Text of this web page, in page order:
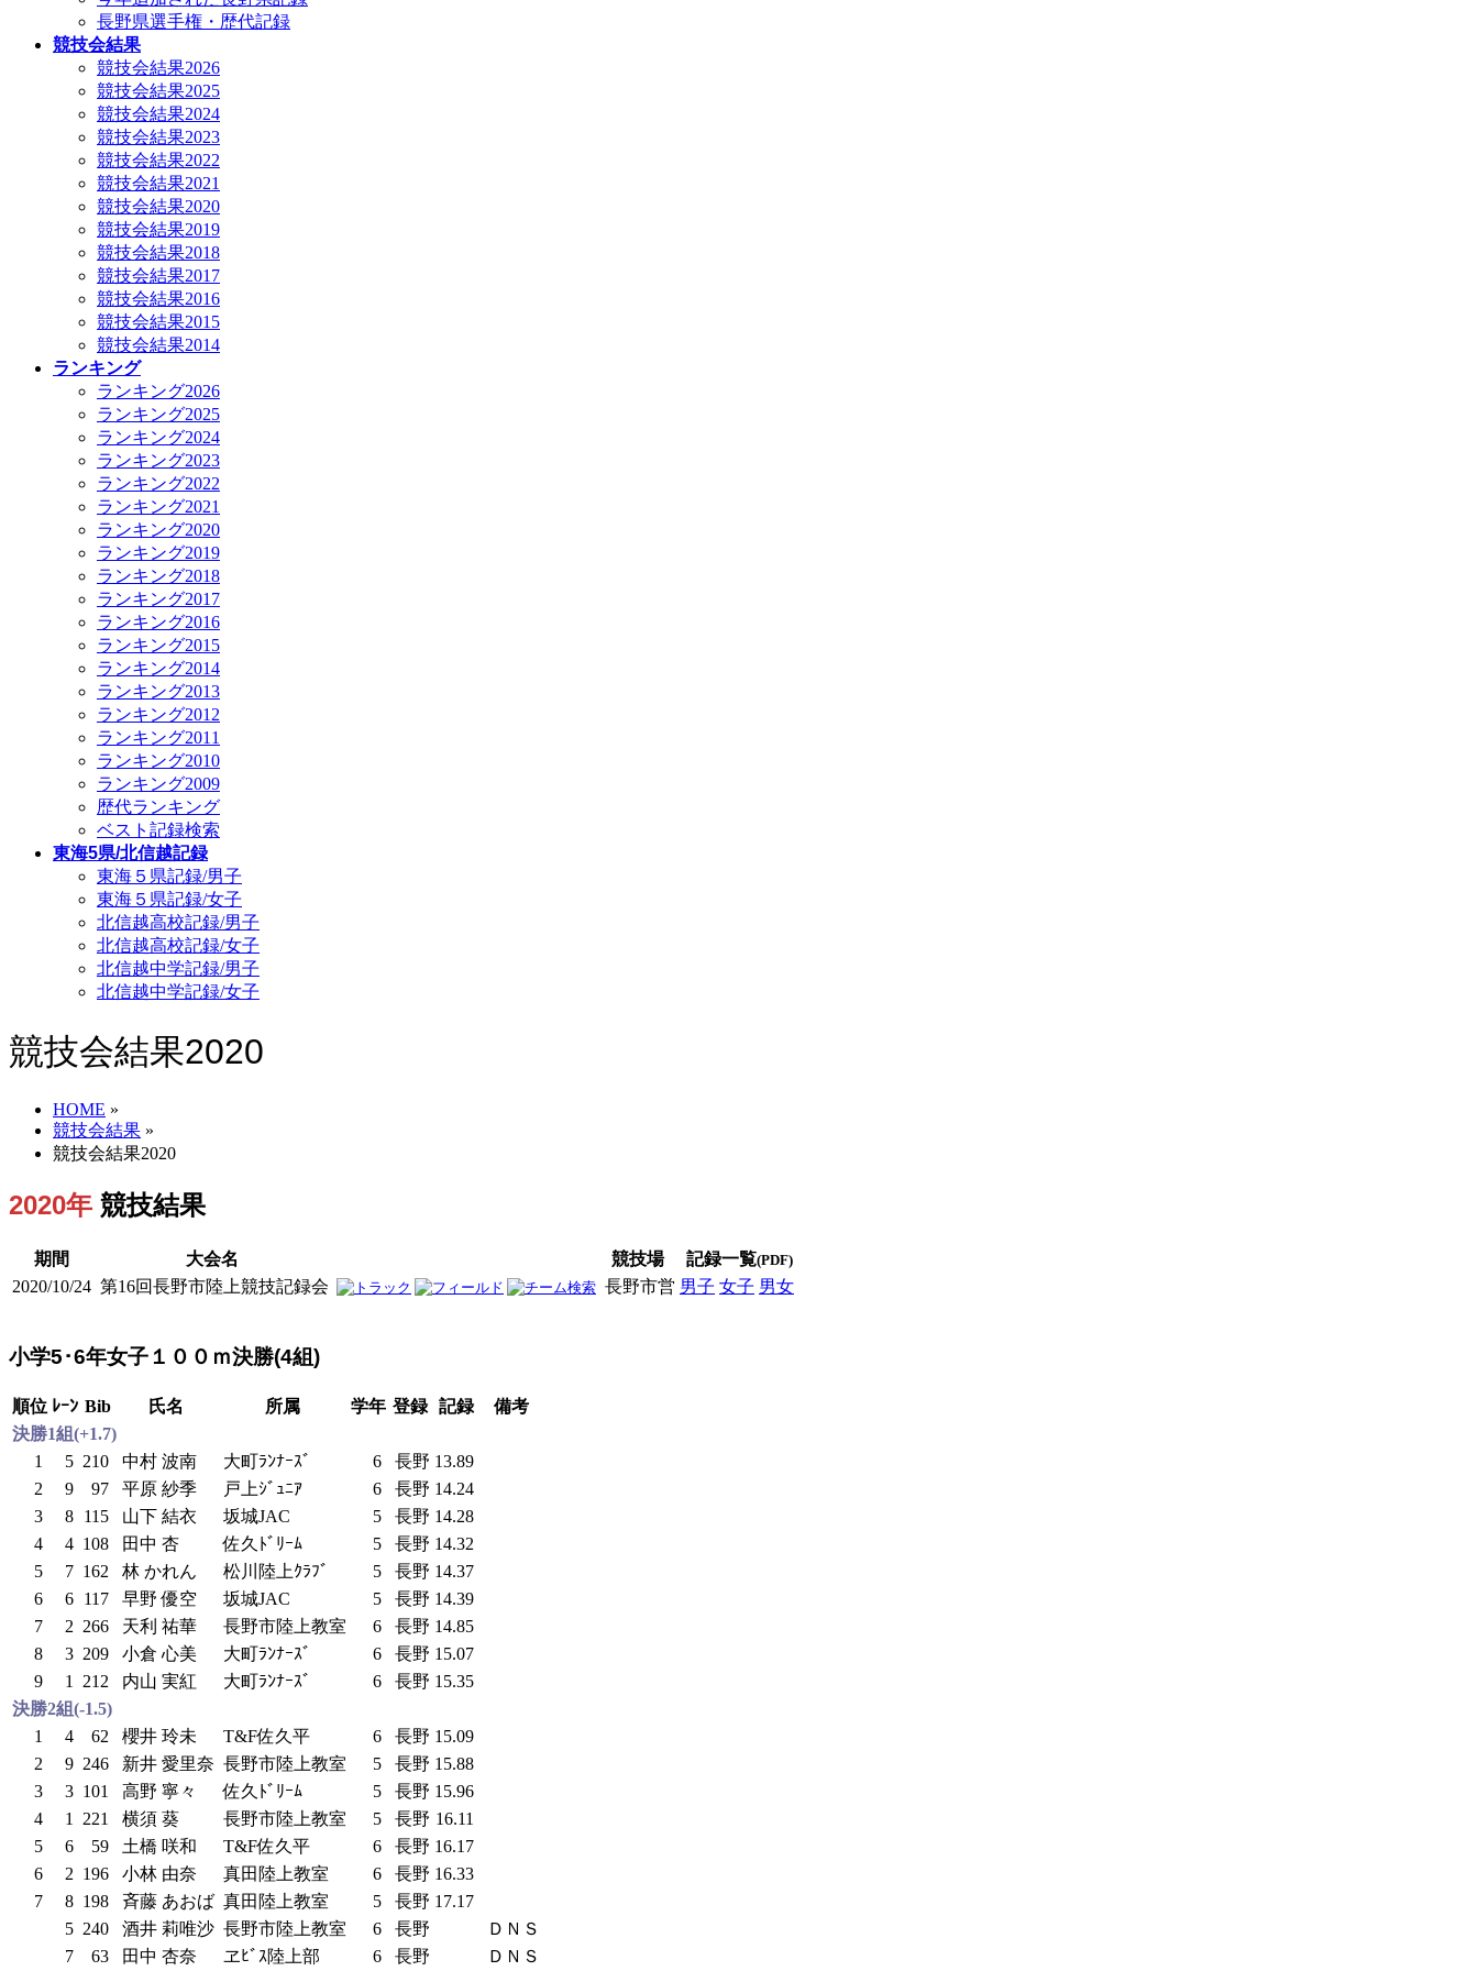
長野県選手権・歴代記録
競技会結果
競技会結果2026
競技会結果2025
競技会結果2024
競技会結果2023
競技会結果2022
競技会結果2021
競技会結果2020
競技会結果2019
競技会結果2018
競技会結果2017
競技会結果2016
競技会結果2015
競技会結果2014
ランキング
ランキング2026
ランキング2025
ランキング2024
ランキング2023
ランキング2022
ランキング2021
ランキング2020
ランキング2019
ランキング2018
ランキング2017
ランキング2016
ランキング2015
ランキング2014
ランキング2013
ランキング2012
ランキング2011
ランキング2010
ランキング2009
歴代ランキング
ベスト記録検索
東海5県/北信越記録
東海５県記録/男子
東海５県記録/女子
北信越高校記録/男子
北信越高校記録/女子
北信越中学記録/男子
北信越中学記録/女子
競技会結果2020
HOME »
競技会結果 »
競技会結果2020
2020年 競技結果
期間 大会名 競技場 記録一覧(PDF)
2020/10/24 第16回長野市陸上競技記録会 長野市営 男子 女子 男女
小学5･6年女子１００ｍ決勝(4組)
順位 ﾚｰﾝ Bib 氏名 所属 学年 登録 記録
備考
決勝1組(+1.7)
1
5 210 中村 波南 大町ﾗﾝﾅｰｽﾞ 6 長野 13.89
2
9 97 平原 紗季 戸上ｼﾞｭﾆｱ 6 長野 14.24
3
8 115 山下 結衣 坂城JAC 5 長野 14.28
4
4 108 田中 杏 佐久ﾄﾞﾘｰﾑ 5 長野 14.32
5
7 162 林 かれん 松川陸上ｸﾗﾌﾞ 5 長野 14.37
6
6 117 早野 優空 坂城JAC 5 長野 14.39
7
2 266 天利 祐華 長野市陸上教室 6 長野 14.85
8
3 209 小倉 心美 大町ﾗﾝﾅｰｽﾞ 6 長野 15.07
9
1 212 内山 実紅 大町ﾗﾝﾅｰｽﾞ 6 長野 15.35
決勝2組(-1.5)
1
4 62 櫻井 玲未 T&F佐久平 6 長野 15.09
2
9 246 新井 愛里奈 長野市陸上教室 5 長野 15.88
3
3 101 高野 寧々 佐久ﾄﾞﾘｰﾑ 5 長野 15.96
4
1 221 横須 葵 長野市陸上教室 5 長野 16.11
5
6 59 土橋 咲和 T&F佐久平 6 長野 16.17
6
2 196 小林 由奈 真田陸上教室 6 長野 16.33
7
8 198 斉藤 あおば 真田陸上教室 5 長野 17.17
5 240 酒井 莉唯沙 長野市陸上教室 6 長野
ＤＮＳ
7
63 田中 杏奈 ヱﾋﾞｽ陸上部 6 長野 ＤＮＳ